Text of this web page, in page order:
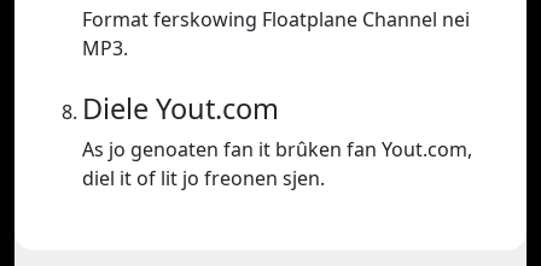
Format ferskowing Floatplane Channel nei
MP3.
Diele Yout.com
As jo genoaten fan it brûken fan Yout.com,
diel it of lit jo freonen sjen.